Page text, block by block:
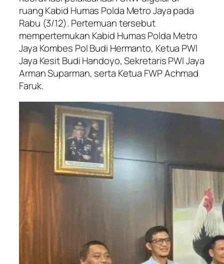
ruang Kabid Humas Polda Metro Jaya pada
Rabu (3/12). Pertemuan tersebut
mempertemukan Kabid Humas Polda Metro
Jaya Kombes Pol Budi Hermanto, Ketua PWI
Jaya Kesit Budi Handoyo, Sekretaris PWI Jaya
Arman Suparman, serta Ketua FWP Achmad
Faruk.